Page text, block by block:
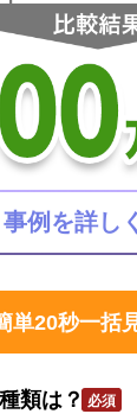
単20秒一括
類は？
事例を詳し